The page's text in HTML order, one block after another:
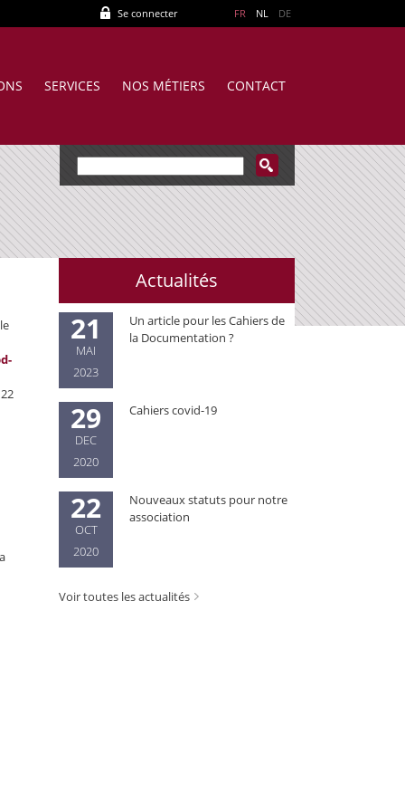
Se connecter FR NL DE
SERVICES NOS MÉTIERS CONTACT
Actualités
21
MAI
2023
Un article pour les Cahiers de
la Documentation ?
29
DEC
2020
Cahiers covid-19
22
OCT
2020
Nouveaux statuts pour notre
association
Voir toutes les actualités